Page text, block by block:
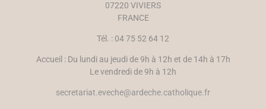
07220 VIVIERS
FRANCE
Tél. : 04 75 52 64 12
Accueil : Du lundi au jeudi de 9h à 12h et de 14h à 17h
Le vendredi de 9h à 12h
secretariat.eveche@ardeche.catholique.fr